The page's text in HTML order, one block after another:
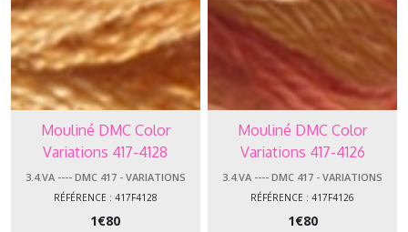
Mouliné DMC Color
Variations 417-4128
3.4.VA ---- DMC 417 - VARIATIONS
RÉFÉRENCE : 417F4128
1€80
Mouliné DMC Color
Variations 417-4126
3.4.VA ---- DMC 417 - VARIATIONS
RÉFÉRENCE : 417F4126
1€80